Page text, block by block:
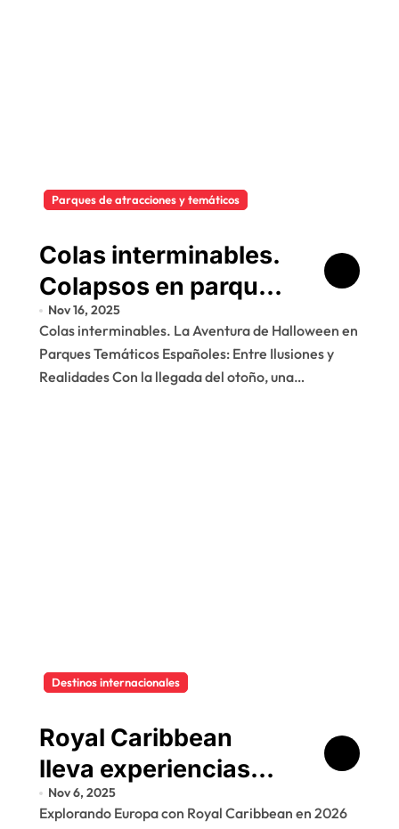
Parques de atracciones y temáticos
Colas interminables.
Colapsos en parques
temáticos españoles
en Halloween sin
solución.
Nov 16, 2025
Colas interminables. La Aventura de Halloween en
Parques Temáticos Españoles: Entre Ilusiones y
Realidades Con la llegada del otoño, una…
Destinos internacionales
Royal Caribbean
lleva experiencias
únicas a Europa
Nov 6, 2025
Explorando Europa con Royal Caribbean en 2026